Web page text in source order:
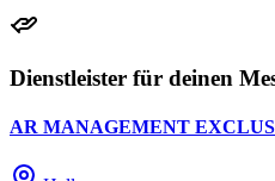
Dienstleister für deinen
AR MANAGEMENT